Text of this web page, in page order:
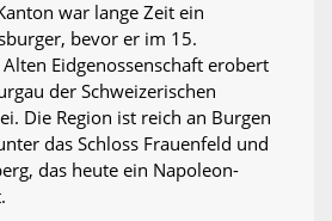
war lange Zeit ein
bevor er im 15.
Eidgenossenschaft erobert
der Schweizerischen
Die Region ist reich an Burgen
das Schloss Frauenfeld und
das heute ein Napoleon-